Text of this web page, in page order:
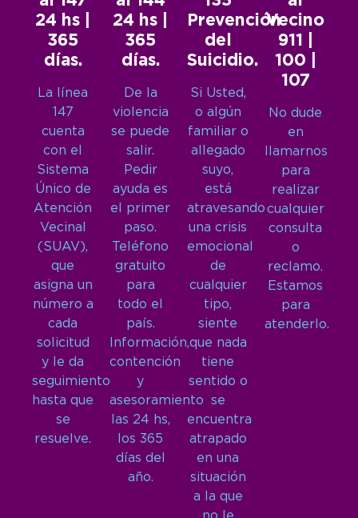
24 hs |
365
días.
La línea
147
cuenta
con el
Sistema
Único de
Atención
Vecinal
(SUAV),
que
asigna un
número a
cada
solicitud
y le da
seguimiento
hasta que
se
resuelve.
24 hs |
365
días.
De la
violencia
se puede
salir.
Pedir
ayuda es
el primer
paso.
Teléfono
gratuito
para
todo el
país.
Información,
contención
y
asesoramiento
las 24 hs,
los 365
días del
año.
Prevención
del
Suicidio.
Si Usted,
o algún
familiar o
allegado
suyo,
está
atravesando
una crisis
emocional
de
cualquier
tipo,
siente
que nada
tiene
sentido o
se
encuentra
atrapado
en una
situación
a la que
Vecino
911 |
100 |
107
No dude
en
llamarnos
para
realizar
cualquier
consulta
o
reclamo.
Estamos
para
atenderlo.